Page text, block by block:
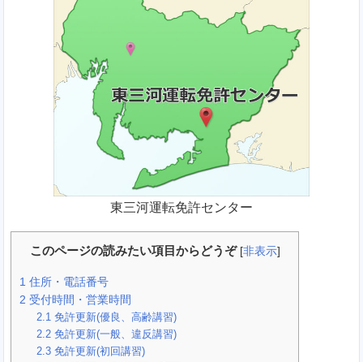
東三河運転免許センター
このページの読みたい項目からどうぞ [非表示]
1 住所・電話番号
2 受付時間・営業時間
2.1 免許更新(優良、高齢講習)
2.2 免許更新(一般、違反講習)
2.3 免許更新(初回講習)